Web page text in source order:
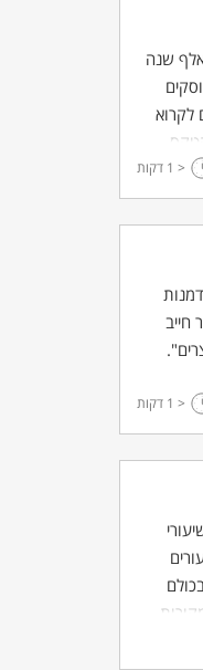
שנה
לקרוא
שאמור
< 1 דקות
< 1 דקות